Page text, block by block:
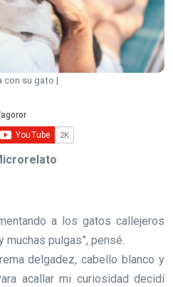
con su gato |
a los gatos callejeros
pulgas”, pensé.
delgadez, cabello blanco y
acallar mi curiosidad decidí